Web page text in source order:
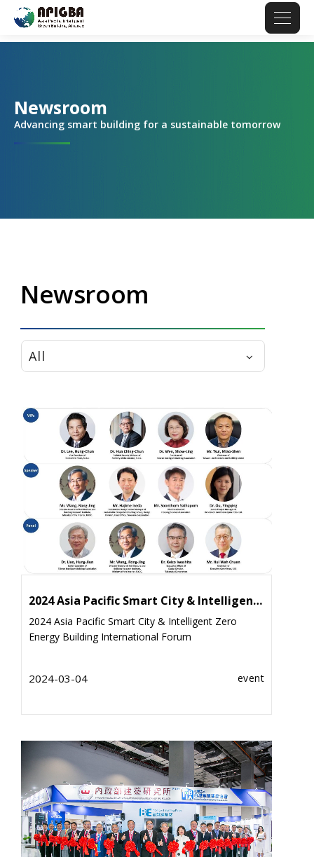
Newsroom
Advancing smart building for a sustainable tomorrow
Newsroom
All
2024 Asia Pacific Smart City & Intelligent Zero Energy Building International Forum
2024 Asia Pacific Smart City & Intelligent Zero
Energy Building International Forum
2024-03-04 event